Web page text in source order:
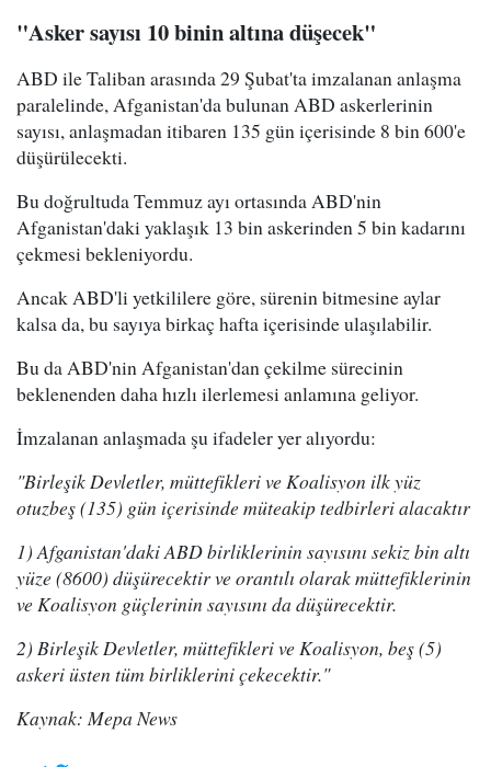
"Asker sayısı 10 binin altına düşecek"
ABD ile Taliban arasında 29 Şubat'ta imzalanan anlaşma
paralelinde, Afganistan'da bulunan ABD askerlerinin
sayısı, anlaşmadan itibaren 135 gün içerisinde 8 bin 600'e
düşürülecekti.
Bu doğrultuda Temmuz ayı ortasında ABD'nin
Afganistan'daki yaklaşık 13 bin askerinden 5 bin kadarını
çekmesi bekleniyordu.
Ancak ABD'li yetkililere göre, sürenin bitmesine aylar
kalsa da, bu sayıya birkaç hafta içerisinde ulaşılabilir.
Bu da ABD'nin Afganistan'dan çekilme sürecinin
beklenenden daha hızlı ilerlemesi anlamına geliyor.
İmzalanan anlaşmada şu ifadeler yer alıyordu:
"Birleşik Devletler, müttefikleri ve Koalisyon ilk yüz
otuzbeş (135) gün içerisinde müteakip tedbirleri alacaktır
1) Afganistan'daki ABD birliklerinin sayısını sekiz bin altı
yüze (8600) düşürecektir ve orantılı olarak müttefiklerinin
ve Koalisyon güçlerinin sayısını da düşürecektir.
2) Birleşik Devletler, müttefikleri ve Koalisyon, beş (5)
askeri üsten tüm birliklerini çekecektir."
Kaynak: Mepa News